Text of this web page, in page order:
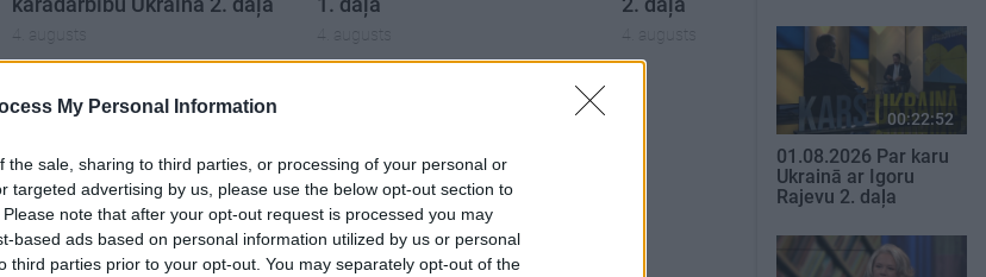
My Personal Information
the sale, sharing to third parties, or processing of your personal or
targeted advertising by us, please use the below opt-out section to
note that after your opt-out request is processed you may
based ads based on personal information utilized by us or personal
third parties prior to your opt-out. You may separately opt-out of the
4. augusts 4. augusts 4. augusts
SKATĪT VISUS
00:22:52
01.08.2026 Par karu
Ukrainā ar Igoru
Rajevu 2. daļa